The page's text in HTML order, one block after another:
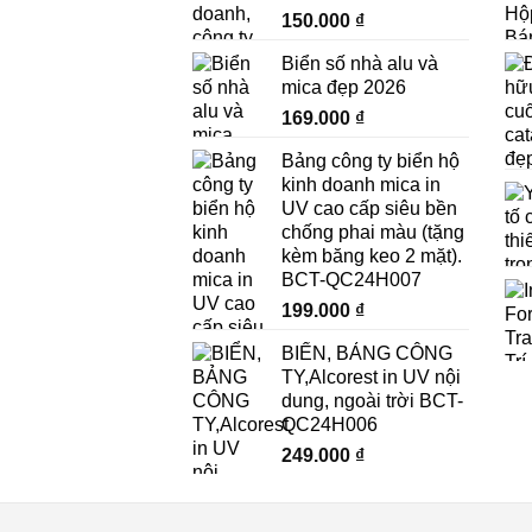
Biển pano và billboard là lựa chọn lý
quảng cáo này giúp thương hiệu của
hiện đại để đảm bảo hình ảnh sắc nét
Biển LED là xu hướng quảng cáo hiện
giải pháp biển LED trọn gói từ thiết kế,
Đối với các doanh nghiệp cần quảng
các biển di động dễ dàng lắp đặt và di
Biển quảng cáo nội thất
Bên cạnh các loại biển ngoài trời, Dịch
trung tâm thương mại, v.v. Các loại
Biển logo văn phòng là yếu tố không
aluminium để tạo ra những biển logo
150.000 ₫
Biển số nhà alu và
mica đẹp 2026
169.000 ₫
Bảng công ty biển hộ
kinh doanh mica in
UV cao cấp siêu bền
chống phai màu (tặng
kèm băng keo 2 mặt).
BCT-QC24H007
199.000 ₫
BIỂN, BẢNG CÔNG
TY,Alcorest in UV nội
dung, ngoài trời BCT-
QC24H006
249.000 ₫